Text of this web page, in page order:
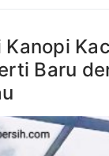
Kanopi
Baru